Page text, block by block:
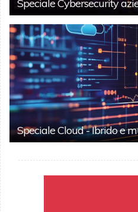
Speciale Cybersecurity
Speciale Cloud - Ibrido e